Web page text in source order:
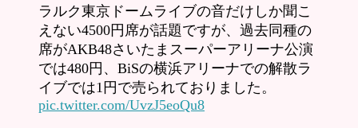
ラルク東京ドームライブの音だけしか聞こ
えない4500円席が話題ですが、過去同種の
席がAKB48さいたまスーパーアリーナ公演
では480円、BiSの横浜アリーナでの解散ラ
イブでは1円で売られておりました。
pic.twitter.com/UvzJ5eoQu8